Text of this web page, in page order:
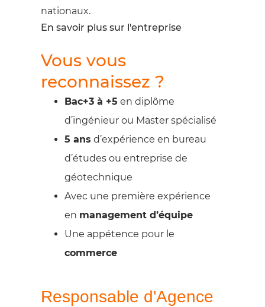
nationaux.
En savoir plus sur l'entreprise
Vous vous
reconnaissez ?
Bac+3 à +5 en diplôme
d’ingénieur ou Master spécialisé
5 ans d’expérience en bureau
d’études ou entreprise de
géotechnique
Avec une première expérience
en management d’équipe
Une appétence pour le
commerce
Responsable d'Agence